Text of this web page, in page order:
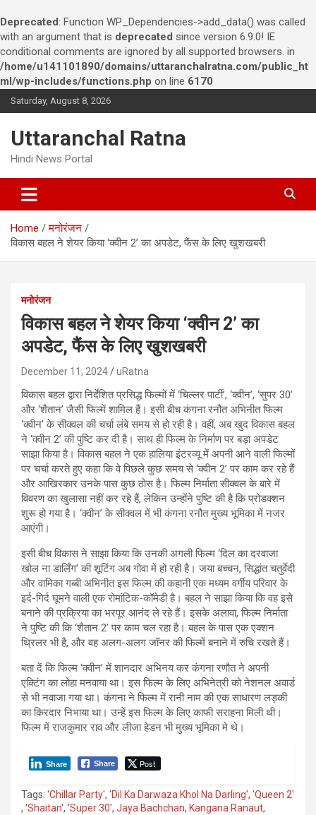
Deprecated: Function WP_Dependencies->add_data() was called
with an argument that is deprecated since version 6.9.0! IE
conditional comments are ignored by all supported browsers. in
/home/u141101890/domains/uttaranchalratna.com/public_ht
ml/wp-includes/functions.php on line 6170
k
n
n
Saturday, August 8, 2026
Uttaranchal Ratna
Hindi News Portal
Home
मनोरंजन
विकास बहल ने शेयर किया ‘क्वीन 2’ का अपडेट, फैंस के लिए खुशखबरी
मनोरंजन
विकास बहल ने शेयर किया ‘क्वीन 2’ का
अपडेट, फैंस के लिए खुशखबरी
December 11, 2024 uRatna
विकास बहल द्वारा निर्देशित प्रसिद्ध फिल्मों में ‘चिल्लर पार्टी’, ‘क्वीन’, ‘सुपर 30’
और ‘शैतान’ जैसी फिल्में शामिल हैं। इसी बीच कंगना रनौत अभिनीत फिल्म
‘क्वीन’ के सीक्वल की चर्चा लंबे समय से हो रही है। वहीं, अब खुद विकास बहल
ने ‘क्वीन 2’ की पुष्टि कर दी है। साथ ही फिल्म के निर्माण पर बड़ा अपडेट
साझा किया है। विकास बहल ने एक हालिया इंटरव्यू में अपनी आने वाली फिल्मों
पर चर्चा करते हुए कहा कि वे पिछले कुछ समय से ‘क्वीन 2’ पर काम कर रहे हैं
और आखिरकार उनके पास कुछ ठोस है। फिल्म निर्माता सीक्वल के बारे में
विवरण का खुलासा नहीं कर रहे हैं, लेकिन उन्होंने पुष्टि की है कि प्रोडक्शन
शुरू हो गया है। ‘क्वीन’ के सीक्वल में भी कंगना रनौत मुख्य भूमिका में नजर
आएंगी।
इसी बीच विकास ने साझा किया कि उनकी अगली फिल्म ‘दिल का दरवाजा
खोल ना डार्लिंग’ की शूटिंग अब गोवा में हो रही है। जया बच्चन, सिद्धांत चतुर्वेदी
और वामिका गब्बी अभिनीत इस फिल्म की कहानी एक मध्यम वर्गीय परिवार के
इर्द-गिर्द घूमने वाली एक रोमांटिक-कॉमेडी है। बहल ने साझा किया कि वह इसे
बनाने की प्रक्रिया का भरपूर आनंद ले रहे हैं। इसके अलावा, फिल्म निर्माता
ने पुष्टि की कि ‘शैतान 2’ पर काम चल रहा है। बहल के पास एक एक्शन
थ्रिलर भी है, और वह अलग-अलग जॉनर की फिल्में बनाने में रुचि रखते हैं।
बता दें कि फिल्म ‘क्वीन’ में शानदार अभिनय कर कंगना रणौत ने अपनी
एक्टिंग का लोहा मनवाया था। इस फिल्म के लिए अभिनेत्री को नेशनल अवार्ड
से भी नवाजा गया था। कंगना ने फिल्म में रानी नाम की एक साधारण लड़की
का किरदार निभाया था। उन्हें इस फिल्म के लिए काफी सराहना मिली थी।
फिल्म में राजकुमार राव और लीजा हेडन भी मुख्य भूमिका मे थे।
Share Post
Share
Tags: 'Chillar Party', 'Dil Ka Darwaza Khol Na Darling', 'Queen 2'
, 'Shaitan', 'Super 30', Jaya Bachchan, Kangana Ranaut,